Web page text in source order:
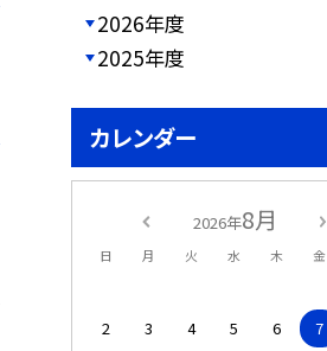
2026年度
2025年度
カレンダー
2026年8月
日 月 火 水 木 金
2
3 4 5 6 7